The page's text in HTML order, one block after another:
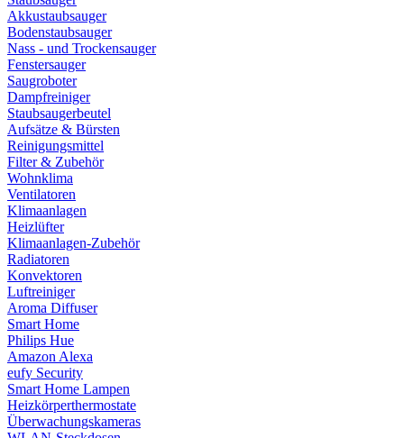
Akkustaubsauger
Bodenstaubsauger
Nass - und Trockensauger
Fenstersauger
Saugroboter
Dampfreiniger
Staubsaugerbeutel
Aufsätze & Bürsten
Reinigungsmittel
Filter & Zubehör
Wohnklima
Ventilatoren
Klimaanlagen
Heizlüfter
Klimaanlagen-Zubehör
Radiatoren
Konvektoren
Luftreiniger
Aroma Diffuser
Smart Home
Philips Hue
Amazon Alexa
eufy Security
Smart Home Lampen
Heizkörperthermostate
Überwachungskameras